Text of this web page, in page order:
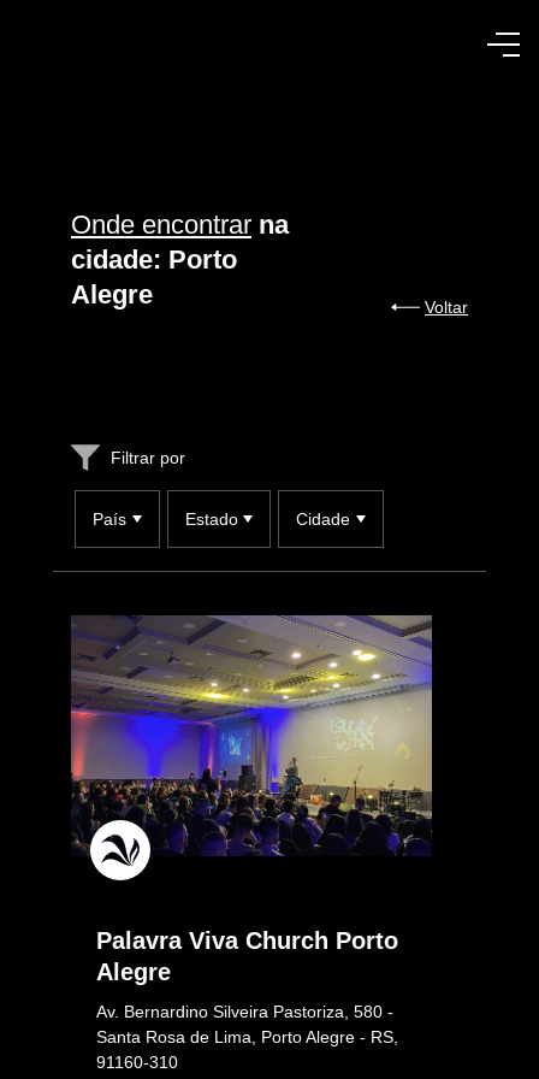
Onde encontrar na
cidade: Porto
Alegre
Voltar
Filtrar por
País Estado Cidade
Palavra Viva Church Porto
Alegre
Av. Bernardino Silveira Pastoriza, 580 -
Santa Rosa de Lima, Porto Alegre - RS,
91160-310